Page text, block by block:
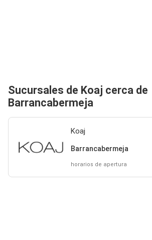
Sucursales de Koaj cerca de
Barrancabermeja
Koaj
Barrancabermeja
horarios de apertura